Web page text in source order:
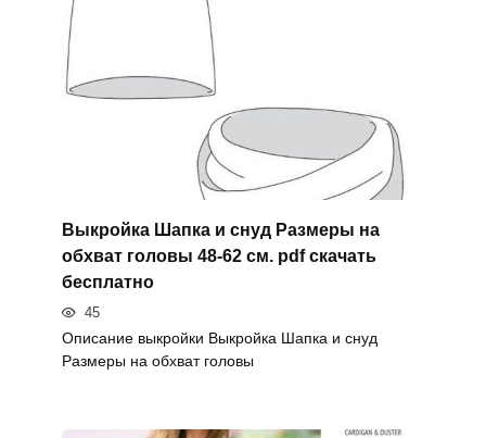
Выкройка Шапка и снуд Размеры на
обхват головы 48-62 см. pdf скачать
бесплатно
45
Описание выкройки Выкройка Шапка и снуд
Размеры на обхват головы